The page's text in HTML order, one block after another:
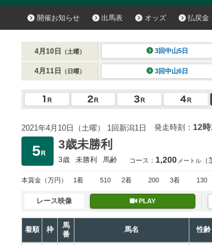
開催お知らせ 出馬表 オッズ 払戻金
4月10日 （土曜） 3回中山5日
4月11日 （日曜） 3回中山6日
2021年4月10日（土曜） 1回新潟1日 発走時刻： 12
3歳未勝利
3歳 未勝利 馬齢 コース： 1,200 メートル
本賞金 （万円） 1着 510 2着 200 3着 130
レース映像 PLAY
着順 枠
馬
番
馬名 性齢